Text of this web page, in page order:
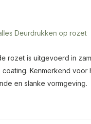
aanmaken
Deurdrukken op rozet
rozet is uitgevoerd in
Kenmerkend voor
en slanke vormgeving.